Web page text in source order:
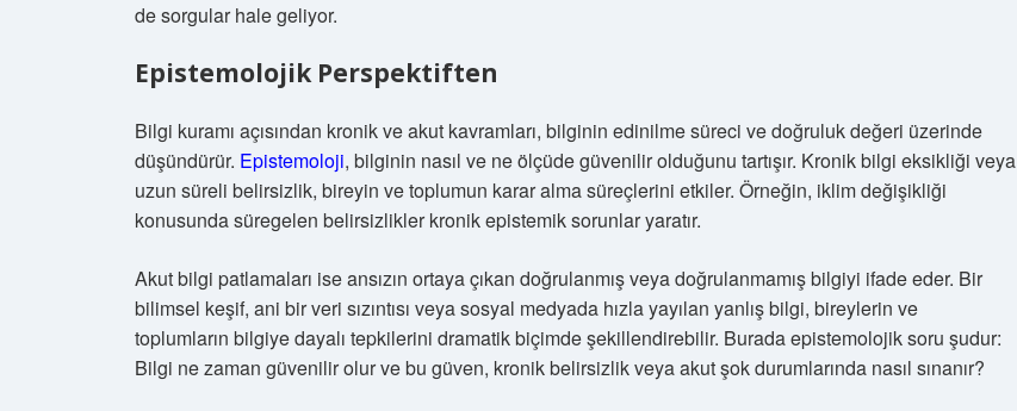
de sorgular hale geliyor.
Epistemolojik Perspektiften
Bilgi kuramı açısından kronik ve akut kavramları, bilginin edinilme süreci ve doğruluk değeri üzerinde
düşündürür. Epistemoloji, bilginin nasıl ve ne ölçüde güvenilir olduğunu tartışır. Kronik bilgi eksikliği veya
uzun süreli belirsizlik, bireyin ve toplumun karar alma süreçlerini etkiler. Örneğin, iklim değişikliği
konusunda süregelen belirsizlikler kronik epistemik sorunlar yaratır.
Akut bilgi patlamaları ise ansızın ortaya çıkan doğrulanmış veya doğrulanmamış bilgiyi ifade eder. Bir
bilimsel keşif, ani bir veri sızıntısı veya sosyal medyada hızla yayılan yanlış bilgi, bireylerin ve
toplumların bilgiye dayalı tepkilerini dramatik biçimde şekillendirebilir. Burada epistemolojik soru şudur:
Bilgi ne zaman güvenilir olur ve bu güven, kronik belirsizlik veya akut şok durumlarında nasıl sınanır?